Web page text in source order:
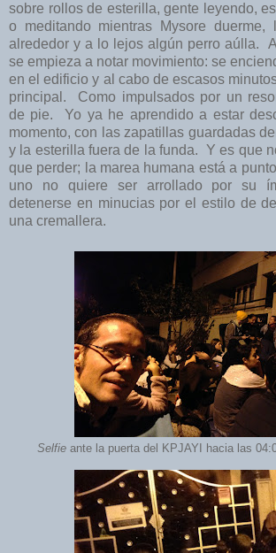
sobre rollos de esterilla, gente leyendo,
o meditando mientras Mysore duerme,
alrededor y a lo lejos algún perro aúlla.
se empieza a notar movimiento: se
en el edificio y al cabo de escasos
principal. Como impulsados por un
de pie. Yo ya he aprendido a estar
momento, con las zapatillas guardadas
y la esterilla fuera de la funda. Y es que
que perder; la marea humana está a
uno no quiere ser arrollado por su
detenerse en minucias por el estilo de
una cremallera.
Selfie ante la puerta del KPJAYI hacia las